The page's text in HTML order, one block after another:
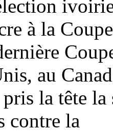
à la
au
la tête
contre la